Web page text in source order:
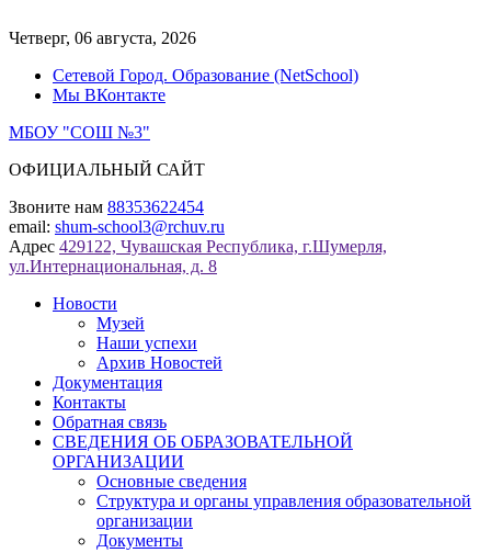
к
Четверг, 06 августа, 2026
Сетевой Город. Образование (NetSchool)
Мы ВКонтакте
МБОУ "СОШ №3"
ОФИЦИАЛЬНЫЙ САЙТ
Звоните нам 88353622454
email: shum-school3@rchuv.ru
Адрес 429122, Чувашская Республика, г.Шумерля,
ул.Интернациональная, д. 8
Новости
Музей
Наши успехи
Архив Новостей
Документация
Контакты
Обратная связь
СВЕДЕНИЯ ОБ ОБРАЗОВАТЕЛЬНОЙ
ОРГАНИЗАЦИИ
Основные сведения
Структура и органы управления образовательной
организации
Документы